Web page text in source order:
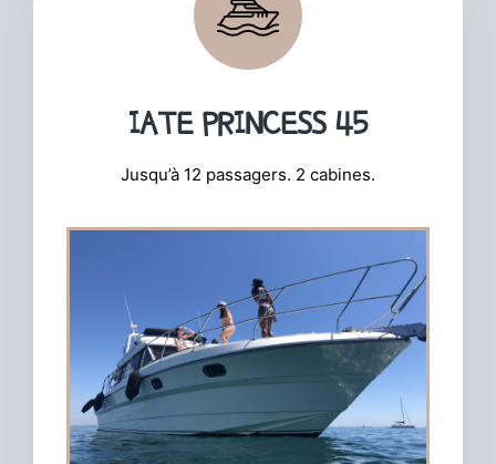
IATE PRINCESS 45
Jusqu’à 12 passagers. 2 cabines.